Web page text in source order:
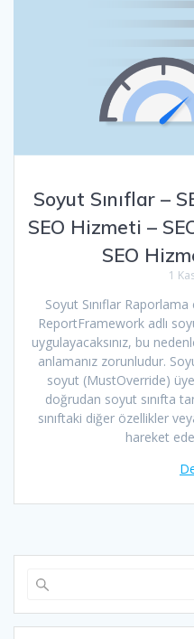
Soyut Sınıflar –
SEO Hizmeti –
SEO
1
Soyut Sınıflar
ReportFramework adlı
uygulayacaksınız, bu
anlamanız zorunludur.
soyut (MustOverride)
doğrudan soyut sınıfta
sınıftaki diğer özellikler
hareket